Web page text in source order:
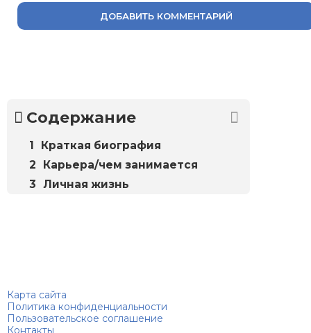
ДОБАВИТЬ КОММЕНТАРИЙ
Содержание
Краткая биография
Карьера/чем занимается
Личная жизнь
Карта сайта
Политика конфиденциальности
Пользовательское соглашение
Контакты